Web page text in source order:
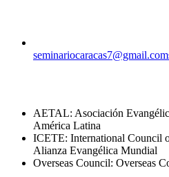
seminariocaracas7@gmail.com
AETAL: Asociación
América Latina
ICETE: International Council
Alianza Evangélica Mundial
Overseas Council: Overseas